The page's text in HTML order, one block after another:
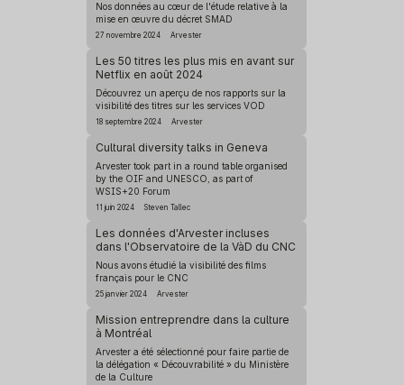
Nos données au cœur de l'étude relative à la
mise en œuvre du décret SMAD
Arvester
27 novembre 2024
Les 50 titres les plus mis en avant sur
Netflix en août 2024
Découvrez un aperçu de nos rapports sur la
visibilité des titres sur les services VOD
Arvester
18 septembre 2024
Cultural diversity talks in Geneva
Arvester took part in a round table organised
by the OIF and UNESCO, as part of
WSIS+20 Forum
Steven Tallec
11 juin 2024
Les données d'Arvester incluses
dans l'Observatoire de la VàD du CNC
Nous avons étudié la visibilité des films
français pour le CNC
Arvester
25 janvier 2024
Mission entreprendre dans la culture
à Montréal
Arvester a été sélectionné pour faire partie de
la délégation « Découvrabilité » du Ministère
de la Culture